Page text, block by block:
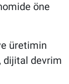
öne
üretimin
dijital devrim